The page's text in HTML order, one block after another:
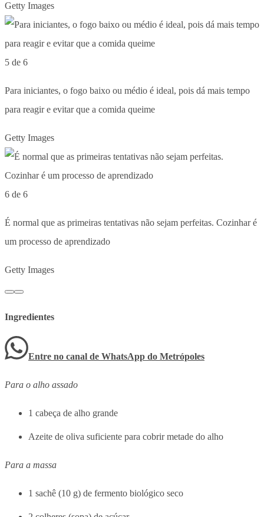
Getty Images
5 de 6
Para iniciantes, o fogo baixo ou médio é ideal, pois dá mais tempo
para reagir e evitar que a comida queime
Getty Images
6 de 6
É normal que as primeiras tentativas não sejam perfeitas. Cozinhar é
um processo de aprendizado
Getty Images
Ingredientes
Entre no canal de WhatsApp do Metrópoles
Para o alho assado
1 cabeça de alho grande
Azeite de oliva suficiente para cobrir metade do alho
Para a massa
1 sachê (10 g) de fermento biológico seco